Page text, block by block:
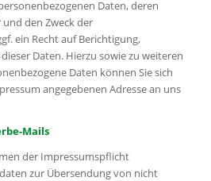
Daten, deren
den Zweck der
ein Recht auf Berichtigung,
Daten. Hierzu sowie zu weiteren
Daten können Sie sich
angegebenen Adresse an uns
Mails
der Impressumspflicht
zur Übersendung von nicht